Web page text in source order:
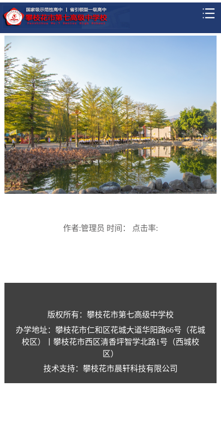
作者:管理员 时间： 点击率:
版权所有：攀枝花市第七高级中学校
办学地址：攀枝花市仁和区花城大道华阳路66号（花城
校区）丨攀枝花市西区清香坪智学北路1号（西城校
区）
技术支持：攀枝花市晨轩科技有限公司